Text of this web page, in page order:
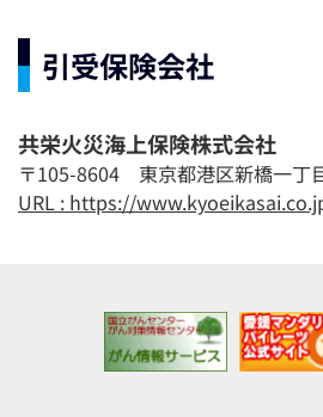
引受保険会社
共栄火災海上保険株式会社
〒105-8604 東京都港区新橋一丁
URL : https://